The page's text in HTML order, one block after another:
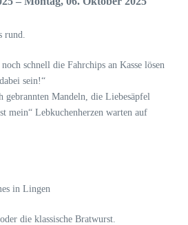
rund.
schnell die Fahrchips an Kasse lösen
sein!“
gebrannten Mandeln, die Liebesäpfel
mein“ Lebkuchenherzen warten auf
in Lingen
die klassische Bratwurst.